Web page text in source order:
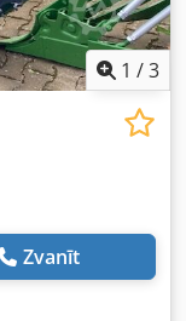
1 /3
Zvanīt